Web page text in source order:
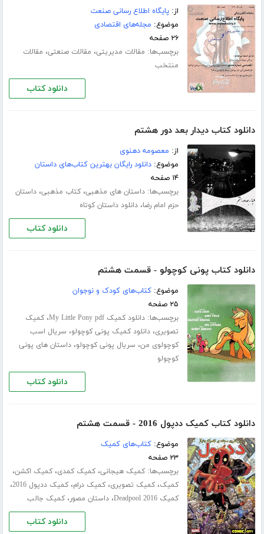
از:پایگاه اطلاع رسانی صنعت
موضوع: مجله‌های اقتصادی
۲۶ صفحه
برچسب‌ها: مقالات مدیریتی، مقالات صنعتی، مقالات
منتخب
دانلود کتاب
دانلود کتاب دیدار بعد دور هشتم
از: معصومه دهنوی
موضوع:دانلود رایگان بهترین کتاب‌های داستان
۱۴ صفحه
برچسب‌ها:داستان های مذهبی،کتاب مذهبی،داستان
حزم امام رضا،دانلود داستان کوتاه
دانلود کتاب
دانلود کتاب پونی کوچولو - قسمت هشتم
موضوع:کتاب‌های کودک و نوجوان
۲۵ صفحه
برچسب‌ها:دانلود کمیک My Little Pony pdf ،کمیک
تصویری،دانلود کمیک پونی کوچولو، سریال اسب
کوچولوی من، سریال پونی کوچولو،داستان های پونی
کوچولو
دانلود کتاب
دانلود کتاب کمیک ددپول 2016 - قسمت هشتم
موضوع:کتاب‌های کمیک
۲۳ صفحه
برچسب‌ها:کمیک هیجانی،کمیک کمدی،کمیک اکشن،
کمیک،کمیک تصویری،کمیک درام،کمیک ددپول 2016 ،
کمیک Deadpool 2016 ،داستان مصور،کمیک جالب
دانلود کتاب